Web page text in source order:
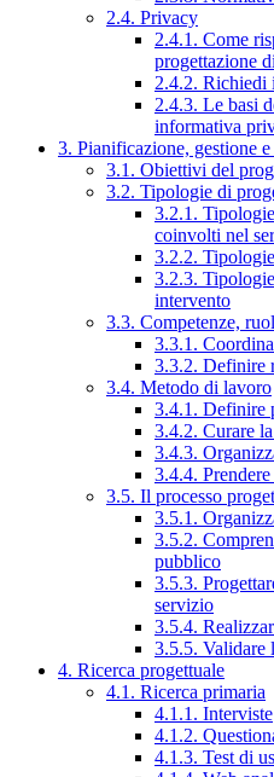
2.4. Privacy
2.4.1. Come
progettazione
2.4.2. Richiedi
2.4.3. Le basi
informativa
3. Pianificazione, gestione e
3.1. Obiettivi del
3.2. Tipologie di
3.2.1.
coinvolti nel
3.2.2.
3.2.3.
intervento
3.3. Competenze,
3.3.1.
3.3.2. Definire
3.4. Metodo di lavoro
3.4.1. Definire
3.4.2. Curare
3.4.3.
3.4.4.
3.5. Il processo
3.5.1.
3.5.2.
pubblico
3.5.3.
servizio
3.5.4.
3.5.5. Validare
4. Ricerca progettuale
4.1. Ricerca primaria
4.1.1. Interviste
4.1.2.
4.1.3. Test di